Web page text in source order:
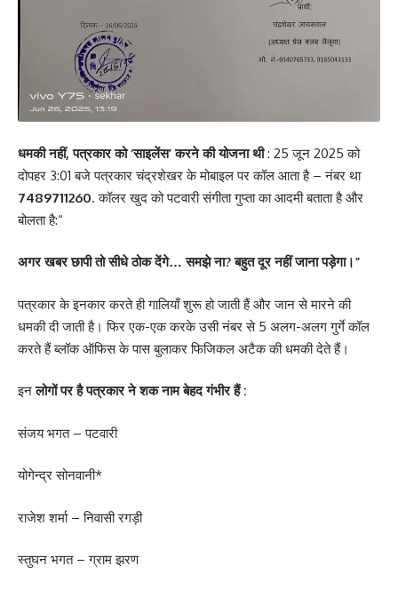
धमकी नहीं, पत्रकार को ‘साइलेंस’ करने की योजना थी: 25 जून 2025 को
दोपहर 3:01 बजे पत्रकार चंद्रशेखर के मोबाइल पर कॉल आता है – नंबर था
7489711260. कॉलर खुद को पटवारी संगीता गुप्ता का आदमी बताता है और
बोलता है:“
अगर खबर छापी तो सीधे ठोक देंगे… समझे ना? बहुत दूर नहीं जाना पड़ेगा।”
पत्रकार के इनकार करते ही गालियाँ शुरू हो जाती हैं और जान से मारने की
धमकी दी जाती है। फिर एक-एक करके उसी नंबर से 5 अलग-अलग गुर्गे कॉल
करते हैं ब्लॉक ऑफिस के पास बुलाकर फिजिकल अटैक की धमकी देते हैं।
इनलोगों पर है पत्रकार ने शक नाम बेहद गंभीर हैं :
संजय भगत – पटवारी
योगेन्द्र सोनवानी*
राजेश शर्मा – निवासी रगड़ी
स्तुघन भगत – ग्राम झरण